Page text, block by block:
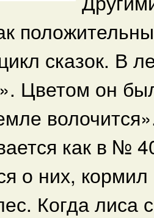
сказок. В
Цветом он
как в №
о них,
Когда лиса